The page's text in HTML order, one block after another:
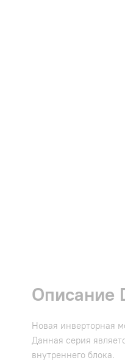
Описание
Новая инверторная
Данная серия
внутреннего блока.